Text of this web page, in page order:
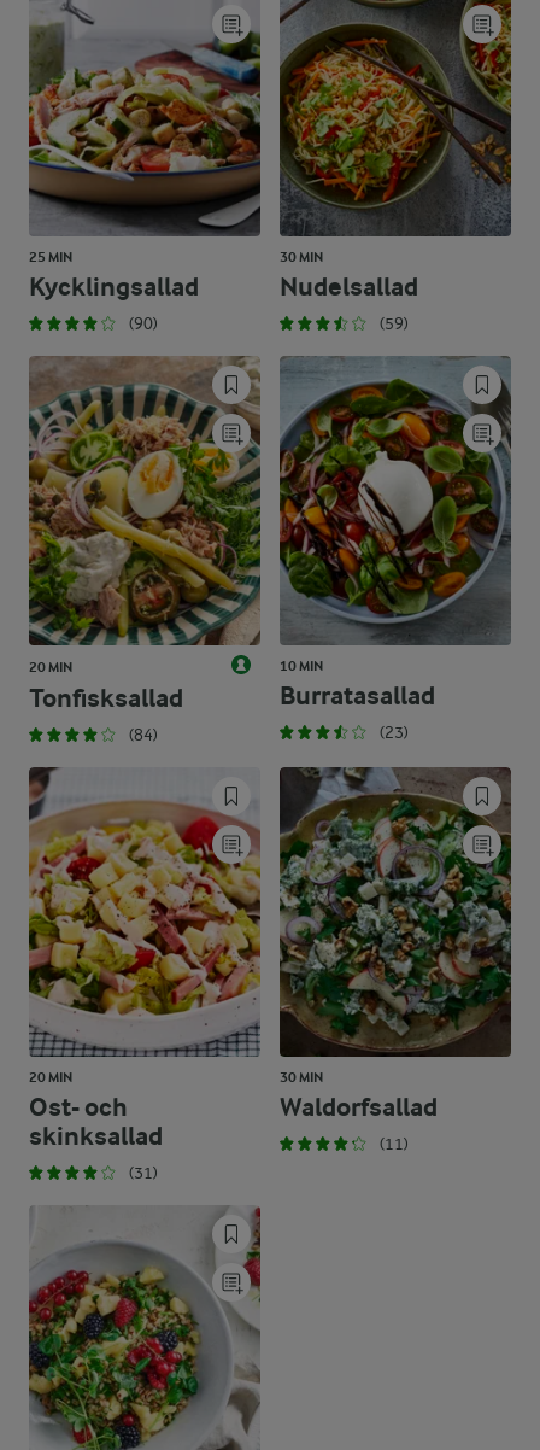
25 MIN
Kycklingsallad
(90)
30 MIN
Nudelsallad
(59)
20 MIN
Tonfisksallad
(84)
10 MIN
Burratasallad
(23)
20 MIN
Ost- och
skinksallad
(31)
30 MIN
Waldorfsallad
(11)